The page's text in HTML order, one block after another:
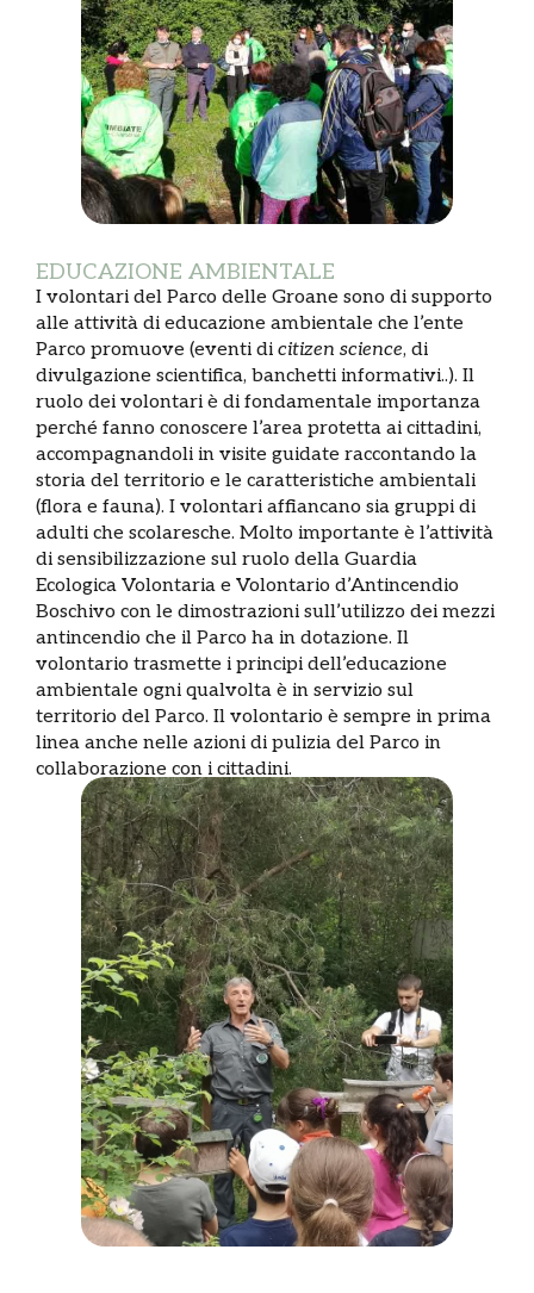
EDUCAZIONE AMBIENTALE
I volontari del Parco delle Groane sono di supporto
alle attività di educazione ambientale che l’ente
Parco promuove (eventi di citizen science, di
divulgazione scientifica, banchetti informativi..). Il
ruolo dei volontari è di fondamentale importanza
perché fanno conoscere l’area protetta ai cittadini,
accompagnandoli in visite guidate raccontando la
storia del territorio e le caratteristiche ambientali
(flora e fauna). I volontari affiancano sia gruppi di
adulti che scolaresche. Molto importante è l’attività
di sensibilizzazione sul ruolo della Guardia
Ecologica Volontaria e Volontario d’Antincendio
Boschivo con le dimostrazioni sull’utilizzo dei mezzi
antincendio che il Parco ha in dotazione. Il
volontario trasmette i principi dell’educazione
ambientale ogni qualvolta è in servizio sul
territorio del Parco. Il volontario è sempre in prima
linea anche nelle azioni di pulizia del Parco in
collaborazione con i cittadini.